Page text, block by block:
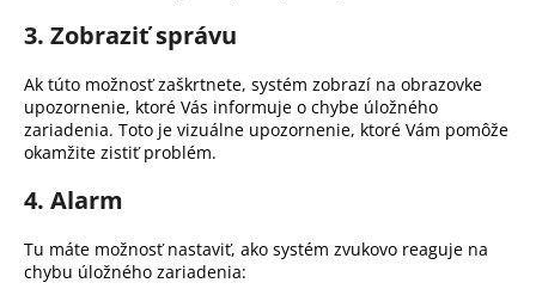
3. Zobraziť správu
Ak túto možnosť zaškrtnete, systém zobrazí na obrazovke
upozornenie, ktoré Vás informuje o chybe úložného
zariadenia. Toto je vizuálne upozornenie, ktoré Vám pomôže
okamžite zistiť problém.
4. Alarm
Tu máte možnosť nastaviť, ako systém zvukovo reaguje na
chybu úložného zariadenia:
HĽADAŤ
O
p
o